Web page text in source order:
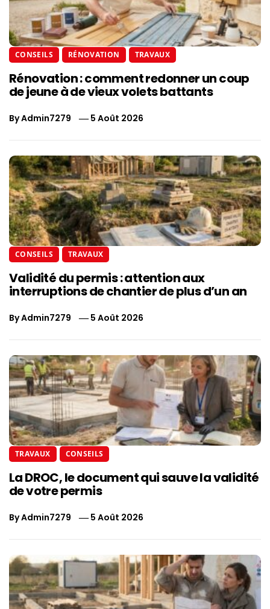
CONSEILS RÉNOVATION TRAVAUX
Rénovation : comment redonner un coup
de jeune à de vieux volets battants
ByAdmin7279 5 Août 2026
CONSEILS TRAVAUX
Validité du permis : attention aux
interruptions de chantier de plus d’un an
ByAdmin7279 5 Août 2026
TRAVAUX CONSEILS
La DROC, le document qui sauve la validité
de votre permis
ByAdmin7279 5 Août 2026